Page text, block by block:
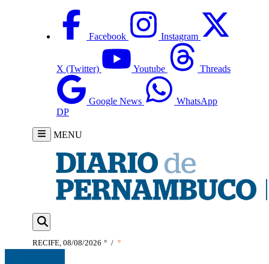
Facebook Instagram
X (Twitter) Youtube Threads
Google News
WhatsApp
DP
MENU
RECIFE, 08/08/2026 ° / °